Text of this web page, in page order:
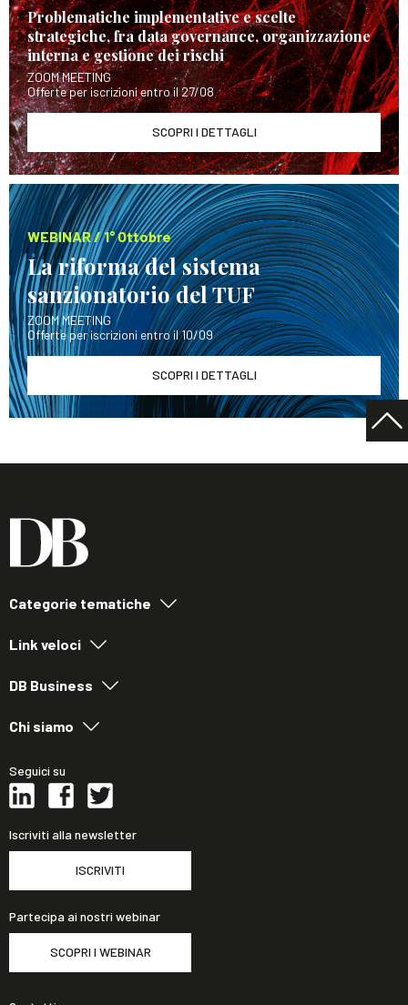
Problematiche implementative e scelte
strategiche, fra data governance, organizzazione
interna e gestione dei rischi
ZOOM MEETING
Offerte per iscrizioni entro il 27/08
SCOPRI I DETTAGLI
WEBINAR / 1° Ottobre
La riforma del sistema
sanzionatorio del TUF
ZOOM MEETING
Offerte per iscrizioni entro il 10/09
SCOPRI I DETTAGLI
Categorie tematiche
Link veloci
DB Business
Chi siamo
Seguici su
Iscriviti alla newsletter
ISCRIVITI
Partecipa ai nostri webinar
SCOPRI I WEBINAR